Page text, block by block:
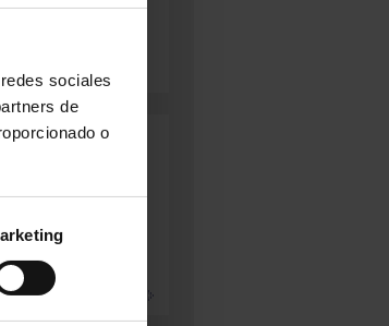
sociales
de
o
BARRA